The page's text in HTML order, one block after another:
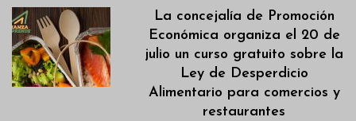
La concejalía de Promoción
Económica organiza el 20 de
julio un curso gratuito sobre la
Ley de Desperdicio
Alimentario para comercios y
restaurantes